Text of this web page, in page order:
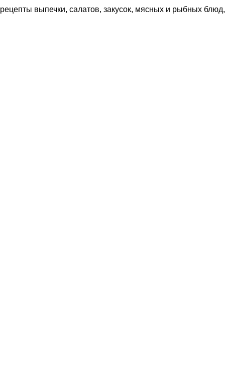
рецепты выпечки, салатов, закусок, мясных и рыбных